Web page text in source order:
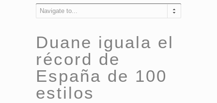
Navigate to...
Duane iguala el
récord de
España de 100
estilos